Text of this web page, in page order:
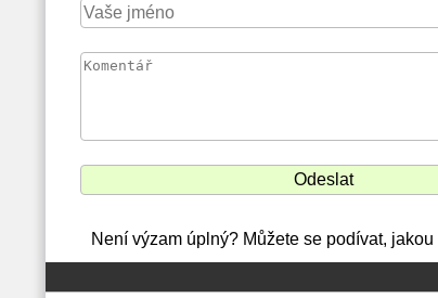
Není výzam úplný? Můžete se podívat,